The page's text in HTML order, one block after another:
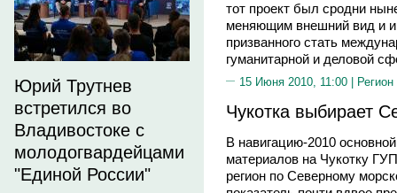
Юрий Трутнев
встретился во
Владивостоке с
молодогвардейцами
"Единой России"
тот проект был сродни
меняющим внешний вид и
призванного стать
гуманитарной и деловой
15 Июня 2010, 11:00 | Регион
Чукотка выбирает
В навигацию-2010
материалов на Чукотку
регион по Северному